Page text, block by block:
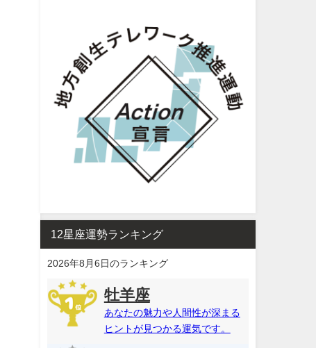
12星座運勢ランキング
2026年8月6日のランキング
牡羊座
あなたの魅力や人間性が深まる
ヒントが見つかる運気です。